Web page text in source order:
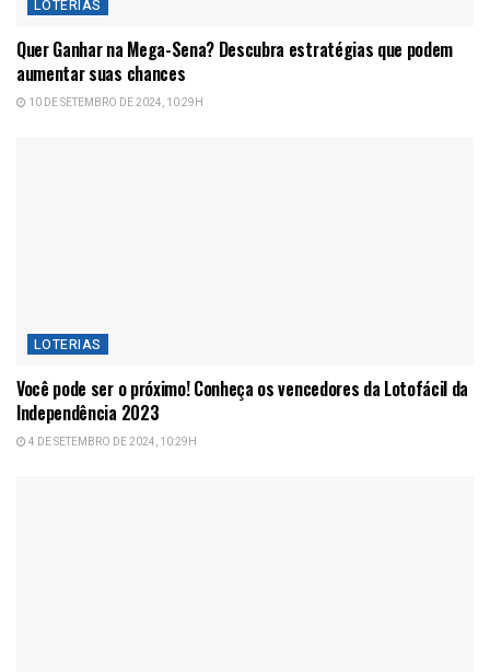
LOTERIAS
Quer Ganhar na Mega-Sena? Descubra estratégias que podem
aumentar suas chances
10 DE SETEMBRO DE 2024, 10:29H
LOTERIAS
Você pode ser o próximo! Conheça os vencedores da Lotofácil da
Independência 2023
4 DE SETEMBRO DE 2024, 10:29H